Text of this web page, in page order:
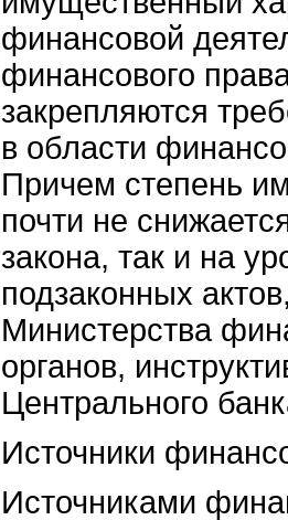
финансовой
финансового
закрепляются
в области
Причем степень
почти не
закона, так и на
подзаконных
Министерства
органов,
Центрального
Источники
Источниками